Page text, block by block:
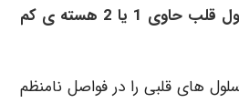
هر سلول قلب حاوی 1 یا 2 هسته ی کم
های قلبی را در فواصل نامنظم